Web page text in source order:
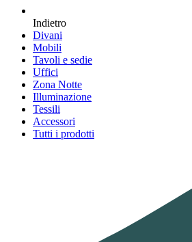
Indietro
Divani
Mobili
Tavoli e sedie
Uffici
Zona Notte
Illuminazione
Tessili
Accessori
Tutti i prodotti